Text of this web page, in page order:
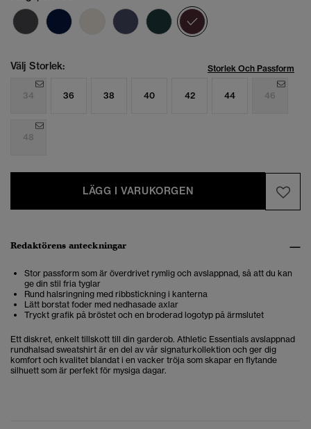
Välj Storlek: Storlek Och Passform
34 36 38 40 42 44 46
48
LÄGG I VARUKORGEN
Redaktörens anteckningar
Stor passform som är överdrivet rymlig och avslappnad, så att du kan
ge din stil fria tyglar
Rund halsringning med ribbstickning i kanterna
Lätt borstat foder med nedhasade axlar
Tryckt grafik på bröstet och en broderad logotyp på ärmslutet
Ett diskret, enkelt tillskott till din garderob. Athletic Essentials avslappnad
rundhalsad sweatshirt är en del av vår signaturkollektion och ger dig
komfort och kvalitet blandat i en vacker tröja som skapar en flytande
silhuett som är perfekt för mysiga dagar.